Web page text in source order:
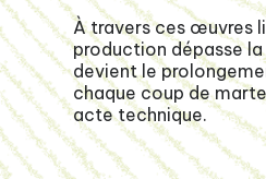
À travers ces œuvres
production dépasse la
devient le
chaque coup de
acte technique.